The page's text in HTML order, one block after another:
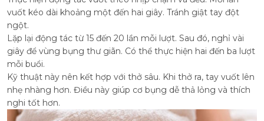
vuốt kéo dài khoảng một đến hai giây. Tránh giật tay đột
ngột.
Lặp lại động tác từ 15 đến 20 lần mỗi lượt. Sau đó, nghỉ vài
giây để vùng bụng thư giãn. Có thể thực hiện hai đến ba lượt
mỗi buổi.
Kỹ thuật này nên kết hợp với thở sâu. Khi thở ra, tay vuốt lên
nhẹ nhàng hơn. Điều này giúp cơ bụng dễ thả lỏng và thích
nghi tốt hơn.